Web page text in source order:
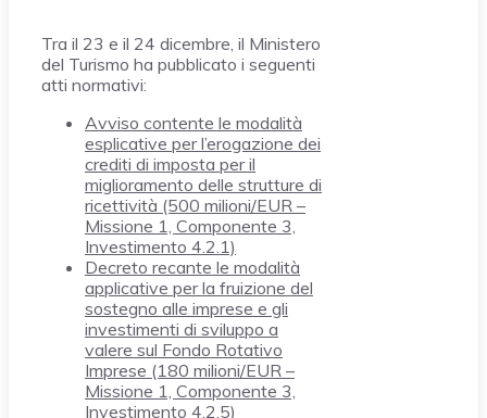
Tra il 23 e il 24 dicembre, il Ministero
del Turismo ha pubblicato i seguenti
atti normativi:
Avviso contente le modalità
esplicative per l’erogazione dei
crediti di imposta per il
miglioramento delle strutture di
ricettività (500 milioni/EUR –
Missione 1, Componente 3,
Investimento 4.2.1)
Decreto recante le modalità
applicative per la fruizione del
sostegno alle imprese e gli
investimenti di sviluppo a
valere sul Fondo Rotativo
Imprese (180 milioni/EUR –
Missione 1, Componente 3,
Investimento 4.2.5)